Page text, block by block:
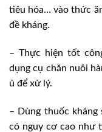
tiêu hóa… vào thức
đề kháng.
– Thực hiện tốt
dụng cụ chăn nuôi
ủ để xử lý.
– Dùng thuốc kháng
có nguy cơ cao như